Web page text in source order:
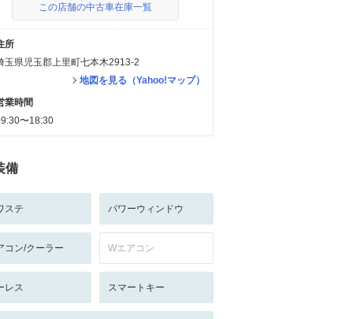
この店舗の中古車在庫一覧
所
玉県児玉郡上里町七本木2913-2
地図を見る（Yahoo!マップ）
業時間
〜18:30
備
ステ パワーウィンドウ
コン/クーラー Wエアコン
レス スマートキー